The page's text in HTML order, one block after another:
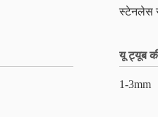
स्टेनलेस
यू ट्यूब
1-3mm